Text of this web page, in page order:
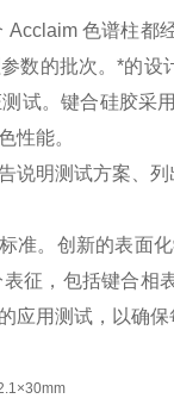
色谱柱
数的批次。*的
试。键合硅胶采
性能。
明测试方案、
准。创新的表面
征，包括键合
用测试，以确